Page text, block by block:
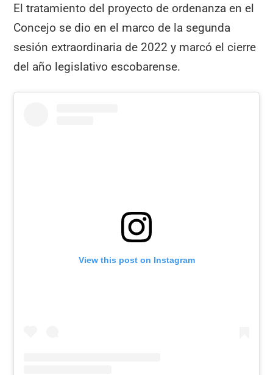
El tratamiento del proyecto de ordenanza en el
Concejo se dio en el marco de la segunda
sesión extraordinaria de 2022 y marcó el cierre
del año legislativo escobarense.
View this post on Instagram